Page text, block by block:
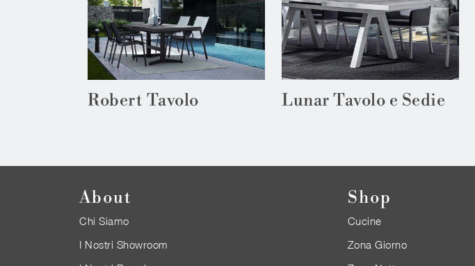
Robert Tavolo Lunar Tavolo e Sedie
About
Chi Siamo
I Nostri Showroom
Shop
Cucine
Zona Giorno